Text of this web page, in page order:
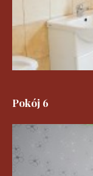
Pokój 6